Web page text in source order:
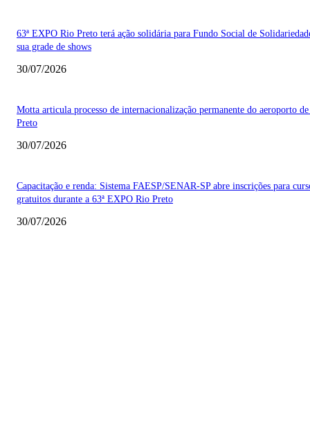
63ª EXPO Rio Preto terá ação solidária para Fundo Social de
sua grade de shows
30/07/2026
Motta articula processo de internacionalização permanente do aeroporto
Preto
30/07/2026
Capacitação e renda: Sistema FAESP/SENAR-SP abre inscrições para
gratuitos durante a 63ª EXPO Rio Preto
30/07/2026